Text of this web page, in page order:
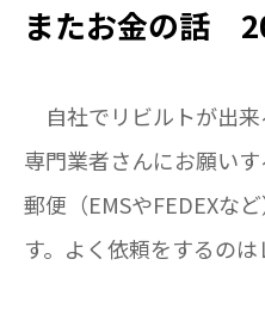
またお金の話
自社でリビルトが出
専門業者さんにお願い
郵便（EMSやFEDEXな
す。よく依頼をするのは